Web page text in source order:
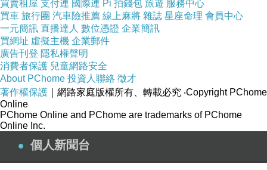
買賣租屋 支付連 國際連 Pi 拍錢包 旅遊 服務中心
買車 旅行團 汽車險推薦 線上麻將 雜誌 星座命理 會員中心
一元簡訊 直播達人 數位憑證 企業簡訊
買網址 虛擬主機 企業郵件
廣告刊登 隱私權聲明
消費者保護 兒童網路安全
About PChome 投資人聯絡 徵才
著作權保護 ｜網路家庭版權所有、轉載必究 ‧Copyright PChome
Online
PChome Online and PChome are trademarks of PChome
Online Inc.
個人新聞台